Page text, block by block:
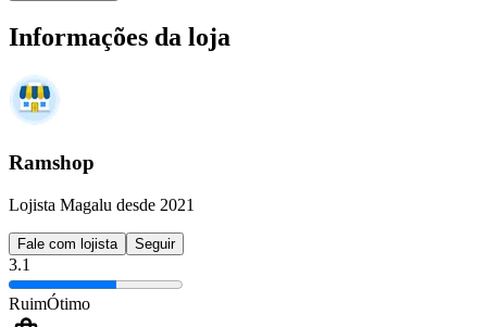
Informações da loja
Ramshop
Lojista Magalu desde 2021
Fale com lojista Seguir
3.1
RuimÓtimo